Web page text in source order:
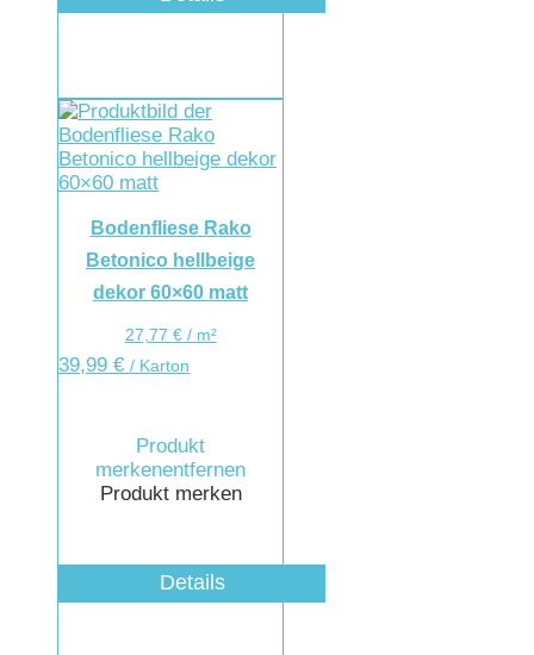
Bodenfliese Rako
Betonico hellbeige
dekor 60×60 matt
27,77 €/ m²
39,99 € / Karton
Produkt
merkenentfernen
Produkt merken
Details